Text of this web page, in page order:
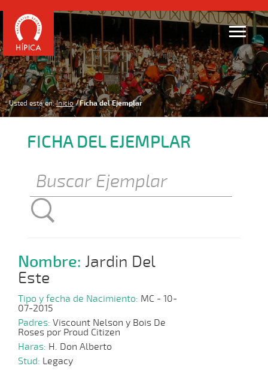
Usted está en: Inicio Ficha del Ejemplar
FICHA DEL EJEMPLAR
Nombre: Jardin Del
Este
Tipo y fecha de Nacimiento: MC - 10-
07-2015
Padres: Viscount Nelson y Bois De
Roses por Proud Citizen
Haras: H. Don Alberto
Stud: Legacy